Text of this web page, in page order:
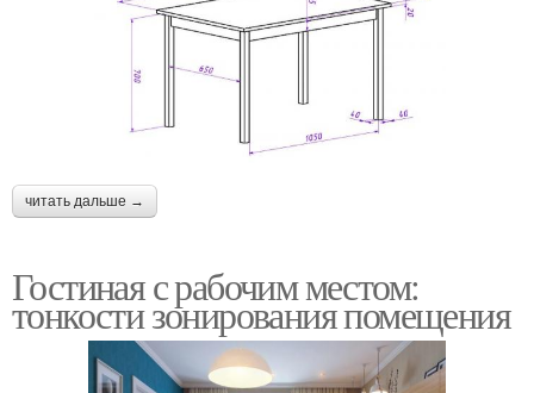
читать дальше →
Гостиная с рабочим местом:
тонкости зонирования помещения